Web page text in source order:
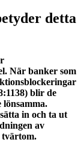
detta
När banker som
blir de
in och ta ut
av
tvärtom.